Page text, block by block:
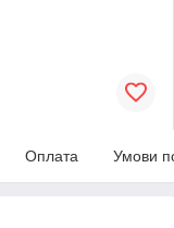
Оплата Умови